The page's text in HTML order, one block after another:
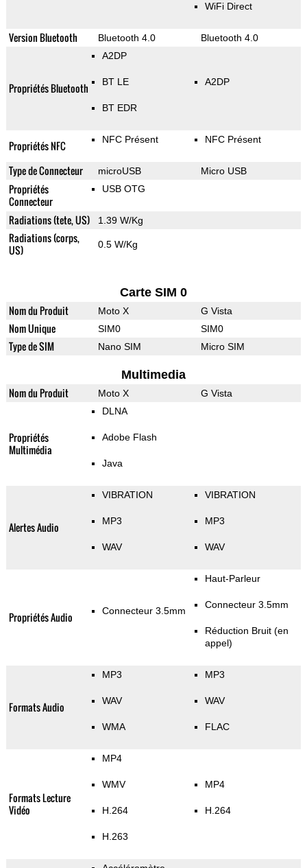
WiFi Direct
Version Bluetooth Bluetooth 4.0 Bluetooth 4.0
Propriétés Bluetooth
A2DP
BT LE
BT EDR
A2DP
Propriétés NFC NFC Présent NFC Présent
Type de Connecteur microUSB Micro USB
Propriétés
Connecteur
USB OTG
Radiations (tete, US) 1.39 W/Kg
Radiations (corps,
US)
0.5 W/Kg
Carte SIM 0
Nom du Produit Moto X G Vista
Nom Unique SIM0 SIM0
Type de SIM Nano SIM Micro SIM
Multimedia
Nom du Produit Moto X G Vista
Propriétés
Multimédia
DLNA
Adobe Flash
Java
Alertes Audio
VIBRATION
MP3
WAV
VIBRATION
MP3
WAV
Propriétés Audio Connecteur 3.5mm
Haut-Parleur
Connecteur 3.5mm
Réduction Bruit (en
appel)
Formats Audio
MP3
WAV
WMA
MP3
WAV
FLAC
Formats Lecture
Vidéo
MP4
WMV
H.264
H.263
MP4
H.264